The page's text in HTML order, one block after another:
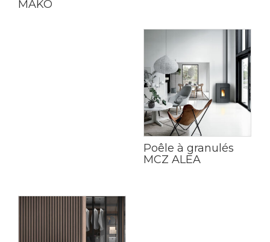
MAKO
Poêle à granulés
MCZ ALEA